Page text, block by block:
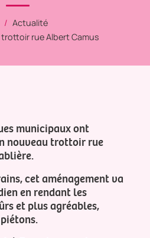
Actualité
rue Albert Camus
municipaux ont
nouveau trottoir rue
cet aménagement va
en rendant les
et plus agréables,